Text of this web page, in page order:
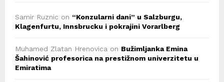
Samir Ruznic on “Konzularni dani” u Salzburgu,
Klagenfurtu, Innsbrucku i pokrajini Vorarlberg
Muhamed Zlatan Hrenovica on Bužimljanka Emina
Šahinović profesorica na prestižnom univerzitetu u
Emiratima